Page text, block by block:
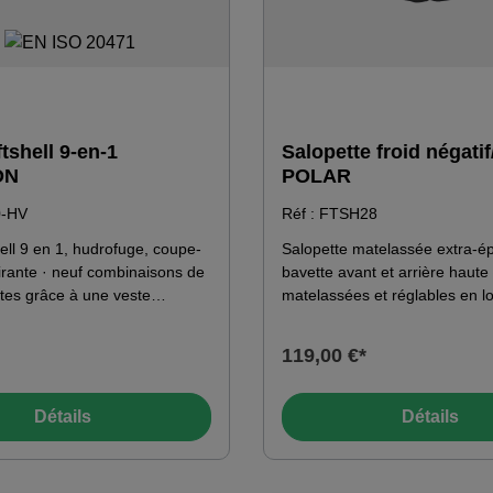
9-en-1
HV
9 en 1, hudrofuge, coupe-
· neuf combinaisons de
grâce à une veste
capuche amovibles ·
visibilité sur la poitrine,
et les manches et aux
segmentées
Détails
Salopette froid
POLAR
Réf : FTSH28
Salopette matelassée extra-
bavette avant et arrière
matelassées et réglables en
côté droit - fermeture à
glissière en spirale double
résistance à l'extérieur des
bandes réfléchissantes sur le
119,00 €*
Détails